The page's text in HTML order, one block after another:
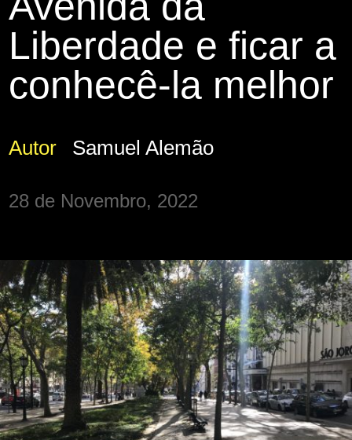
Liberdade e ficar a
conhecê-la melhor
Autor Samuel Alemão
28 de Novembro, 2022